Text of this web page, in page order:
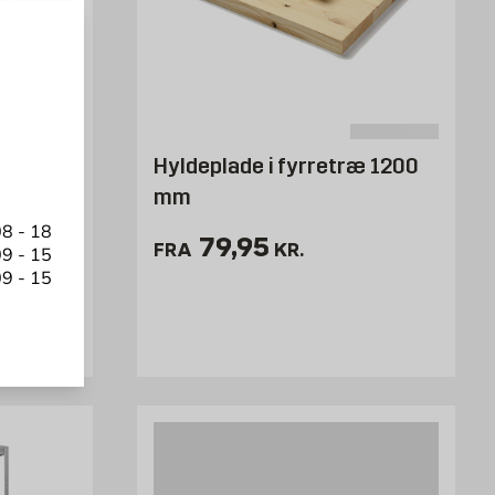
- 18
- 15
- 15
på 18
Hyldeplade i fyrretræ 1200
mm
FRA Pris 79.95 kr. /stk
79,95 KR.